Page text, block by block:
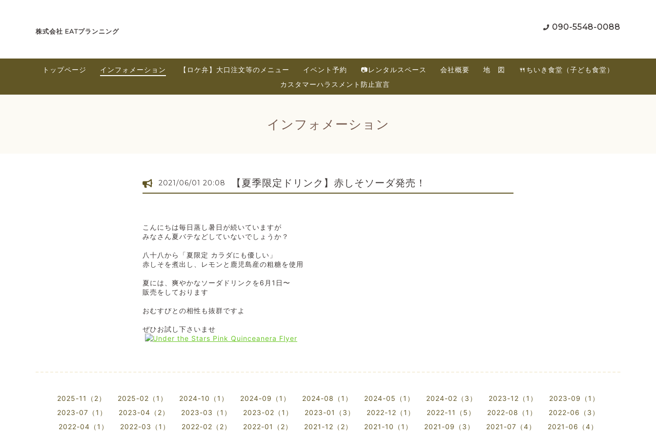
株式会社 EATプランニング 090-5548-0088
トップページ インフォメーション 【ロケ弁】大口注文等のメニュー イベント予約 📷レンタルスペース 会社概要 地 図
🍴ちいき食堂（子ども食堂）
カスタマーハラスメント防止宣言
インフォメーション
2021/06/01 20:08 【夏季限定ドリンク】赤しそソーダ発売！
こんにちは毎日蒸し暑日が続いていますが
みなさん夏バテなどしていないでしょうか？
八十八から「夏限定 カラダにも優しい」
赤しそを煮出し、レモンと鹿児島産の粗糖を使用
夏には、爽やかなソーダドリンクを6月1日〜
販売をしております
おむすびとの相性も抜群ですよ
ぜひお試し下さいませ
2025-11（2） 2025-02（1） 2024-10（1） 2024-09（1） 2024-08（1） 2024-05（1） 2024-02（3） 2023-12（1）
2023-09（1）
2023-07（1）
2023-04（2） 2023-03（1） 2023-02（1） 2023-01（3） 2022-12（1） 2022-11（5） 2022-08（1）
2022-06（3）
2022-04（1）
2022-03（1） 2022-02（2） 2022-01（2） 2021-12（2） 2021-10（1） 2021-09（3） 2021-07（4）
2021-06（4）